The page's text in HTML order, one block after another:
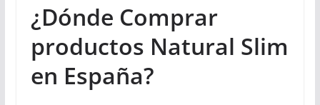
¿Dónde Comprar
productos Natural Slim
en España?